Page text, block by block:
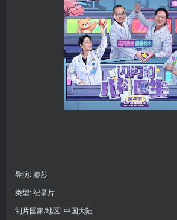
导演: 廖莎
类型: 纪录片
制片国家/地区: 中国大陆